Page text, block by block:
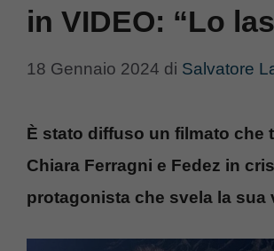
in VIDEO: “Lo
18 Gennaio 2024 di Salvatore
È stato diffuso un filmato che
Chiara Ferragni e Fedez in
protagonista che svela la sua